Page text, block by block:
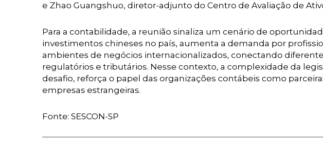
e Zhao Guangshuo, diretor-adjunto do Centro de Avaliação de
Para a contabilidade, a reunião sinaliza um cenário de
investimentos chineses no país, aumenta a demanda por
ambientes de negócios internacionalizados, conectando
regulatórios e tributários. Nesse contexto, a complexidade da
desafio, reforça o papel das organizações contábeis como
empresas estrangeiras.
Fonte: SESCON-SP